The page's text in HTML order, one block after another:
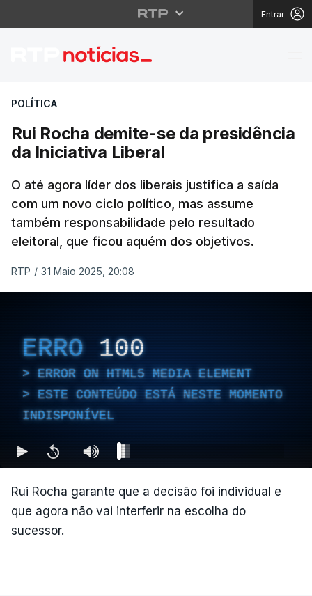
Entrar
Rui Rocha demite-se
POLÍTICA
Rui Rocha demite-se da presidência
da Iniciativa Liberal
O até agora líder dos liberais justifica a saída
com um novo ciclo político, mas assume
também responsabilidade pelo resultado
eleitoral, que ficou aquém dos objetivos.
RTP / 31 Maio 2025, 20:08
ERRO 100
ERROR ON HTML5 MEDIA ELEMENT
ESTE CONTEÚDO ESTÁ NESTE MOMENTO
INDISPONÍVEL
Rui Rocha garante que a decisão foi individual e
que agora não vai interferir na escolha do
sucessor.